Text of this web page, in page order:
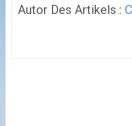
Autor Des Artikels :